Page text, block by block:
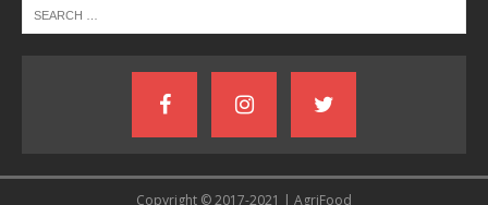
Copyright © 2017-2021 | AgriFood